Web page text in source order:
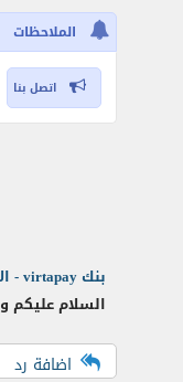
الملاحظات
اتصل بنا
بنك virtapay - الان اربح 100 دولار فقط بمجرد تسجيلك
السلام عليكم ورحمة الله وبركاته الان
اضافة رد